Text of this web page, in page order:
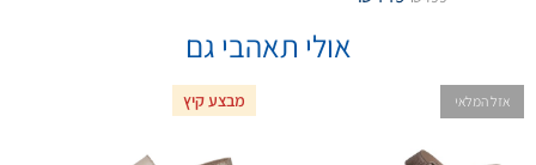
אולי תאהבי גם
אזל המלאי מבצע קיץ